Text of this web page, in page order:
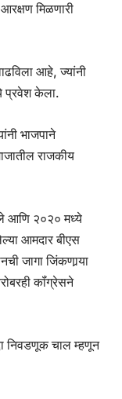
मिळणारी
आहे, ज्यांनी
प्रवेश केला.
भाजपाने
राजकीय
आणि २०२० मध्ये
आमदार बीएस
जागा जिंकणार्‍या
कॉंग्रेसने
निवडणूक चाल म्हणून